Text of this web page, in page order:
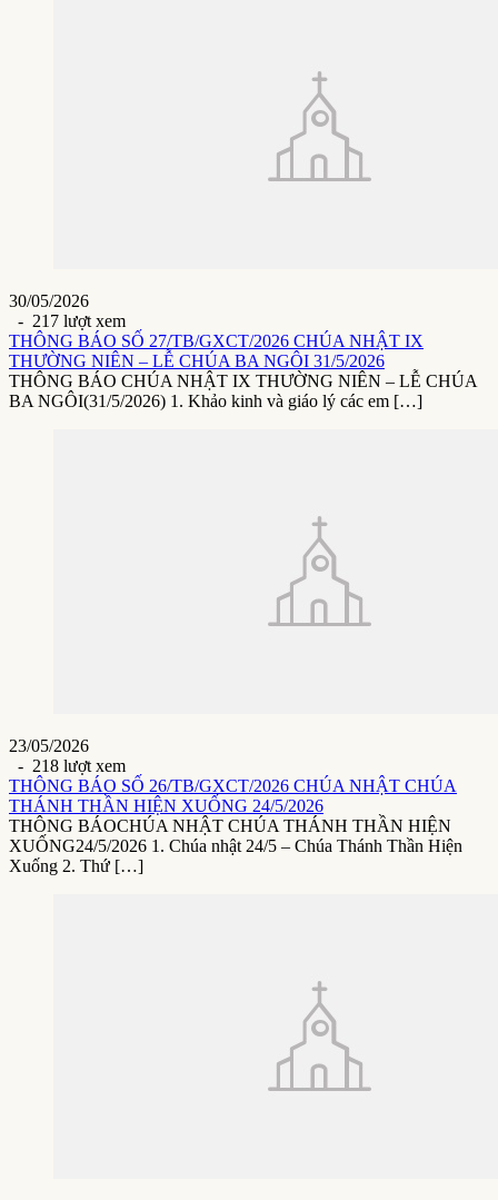
30/05/2026
- 217 lượt xem
THÔNG BÁO SỐ 27/TB/GXCT/2026 CHÚA NHẬT IX
THƯỜNG NIÊN – LỄ CHÚA BA NGÔI 31/5/2026
THÔNG BÁO CHÚA NHẬT IX THƯỜNG NIÊN – LỄ CHÚA
BA NGÔI(31/5/2026) 1. Khảo kinh và giáo lý các em […]
23/05/2026
- 218 lượt xem
THÔNG BÁO SỐ 26/TB/GXCT/2026 CHÚA NHẬT CHÚA
THÁNH THẦN HIỆN XUỐNG 24/5/2026
THÔNG BÁOCHÚA NHẬT CHÚA THÁNH THẦN HIỆN
XUỐNG24/5/2026 1. Chúa nhật 24/5 – Chúa Thánh Thần Hiện
Xuống 2. Thứ […]